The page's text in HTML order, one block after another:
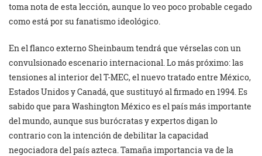
toma nota de esta lección, aunque lo veo poco probable cegado
como está por su fanatismo ideológico.
En el flanco externo Sheinbaum tendrá que vérselas con un
convulsionado escenario internacional. Lo más próximo: las
tensiones al interior del T-MEC, el nuevo tratado entre México,
Estados Unidos y Canadá, que sustituyó al firmado en 1994. Es
sabido que para Washington México es el país más importante
del mundo, aunque sus burócratas y expertos digan lo
contrario con la intención de debilitar la capacidad
negociadora del país azteca. Tamaña importancia va de la